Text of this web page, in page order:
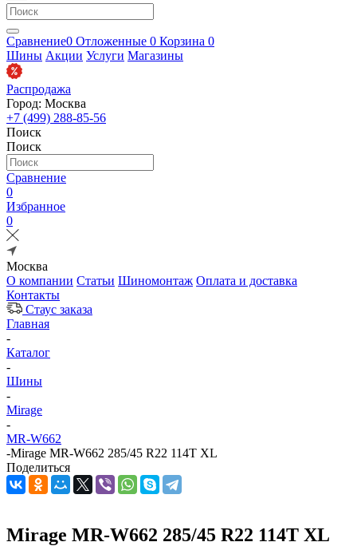
Сравнение0 Отложенные 0 Корзина 0
Шины Акции Услуги Магазины
Распродажа
Город: Москва
+7 (499) 288-85-56
Поиск
Поиск
Сравнение
0
Избранное
0
Москва
О компании Статьи Шиномонтаж Оплата и доставка
Контакты
Стаус заказа
Главная
-
Каталог
-
Шины
-
Mirage
-
MR-W662
-Mirage MR-W662 285/45 R22 114T XL
Поделиться
Mirage MR-W662 285/45 R22 114T XL